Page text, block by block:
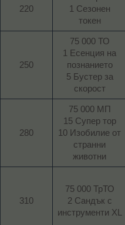
220
1 Сезонен
токен​
250
75 000 ТО
1 Есенция на
познанието
5 Бустер за
скорост​
280
75 000 МП
15 Супер тор
10 Изобилие от
странни
животни​
310
75 000 ТрТО
2 Сандък с
инструменти XL​